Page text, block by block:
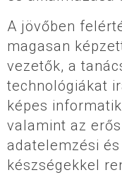
A jövőben
magasan
vezetők, a
technológiákat
képes
valamint az
adatelemzési
készségekkel